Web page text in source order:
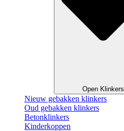
Open Klinkers
Nieuw gebakken klinkers
Oud gebakken klinkers
Betonklinkers
Kinderkoppen